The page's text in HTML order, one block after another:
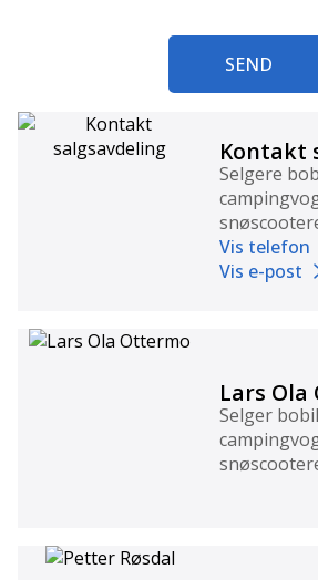
SEND
Kontakt
Selgere
Vis telefon
Vis e-post
Lars
Selger